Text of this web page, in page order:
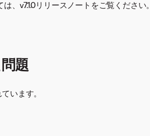
、v7.1.0リリースノートをご覧ください。
題
います。